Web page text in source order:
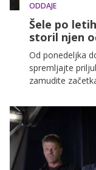
ODDAJE
Šele po
storil njen
Od ponedeljka
spremljajte
zamudite
z dogajanjem.